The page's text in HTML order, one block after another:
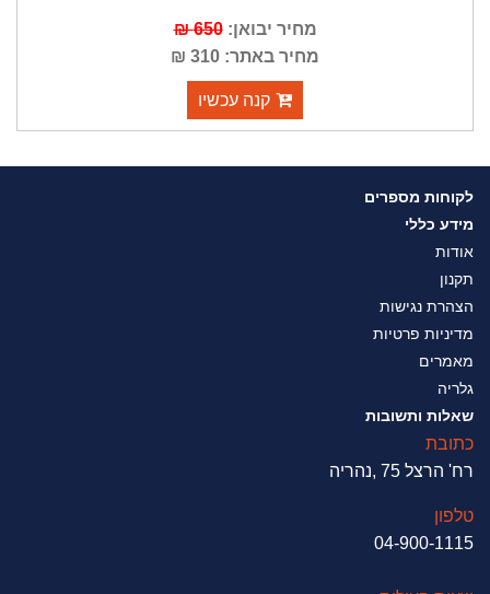
מחיר יבואן:650 ₪
מחיר באתר: 310 ₪
קנה עכשיו
לקוחות מספרים
מידע כללי
אודות
תקנון
הצהרת נגישות
מדיניות פרטיות
מאמרים
גלריה
שאלות ותשובות
כתובת
רח' הרצל 75 ,נהריה
טלפון
04-900-1115